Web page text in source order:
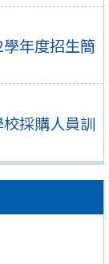
年度招生簡
採購人員訓